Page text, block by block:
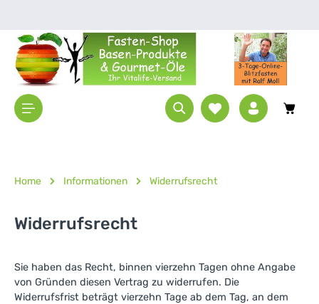
Home Informationen Widerrufsrecht
Widerrufsrecht
Sie haben das Recht, binnen vierzehn Tagen ohne Angabe
von Gründen diesen Vertrag zu widerrufen. Die
Widerrufsfrist beträgt vierzehn Tage ab dem Tag, an dem